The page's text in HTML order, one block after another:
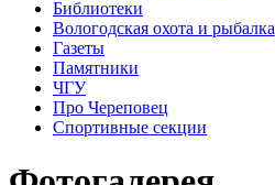
Библиотеки
Вологодская охота и рыбалка
Газеты
Памятники
ЧГУ
Про Череповец
Спортивные секции